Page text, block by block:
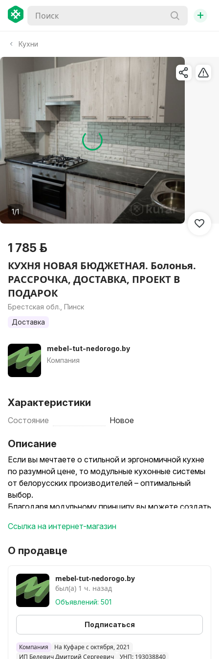
+
Кухни
1/1
1 785 р.
КУХНЯ НОВАЯ БЮДЖЕТНАЯ. Болонья.
РАССРОЧКА, ДОСТАВКА, ПРОЕКТ В
ПОДАРОК
Брестская обл., Пинск
Доставка
mebel-tut-nedorogo.by
Компания
Характеристики
Состояние Новое
Описание
Если вы мечтаете о стильной и эргономичной кухне
по разумной цене, то модульные кухонные системы
от белорусских производителей – оптимальный
выбор.
Благодаря модульному принципу вы можете создать
П-образную или линейную. На фото кухня 2,4 м.
Более 33 трендовых цветовых решений
натурального дерева и лаконичных матовых
оттенков до ярких глянцевых расцветок.
Экологичные и долговечные материалы ЛДСП и
МДФ гарантируют безопасность для здоровья и
длительный срок службы.
В комплект входят столешница, фурнитура ведущих
Ссылка на интернет-магазин
О продавце
mebel-tut-nedorogo.by
был(а) 1 ч. назад
Объявлений: 501
Подписаться
Компания
На Куфаре с октября, 2021
ИП Белевич Дмитрий Сергеевич
УНП: 193038840